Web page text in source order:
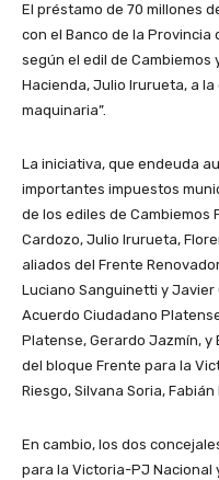
El préstamo de 70 millones
con el Banco de la
según el edil de Cambiemos
Hacienda, Julio Irurueta, a
maquinaria”.
La iniciativa, que endeuda
importantes impuestos
de los ediles de Cambiemos
Cardozo, Julio Irurueta,
aliados del Frente
Luciano Sanguinetti y
Acuerdo Ciudadano
Platense, Gerardo Jazmín,
del bloque Frente para la
Riesgo, Silvana Soria,
En cambio, los dos
para la Victoria-PJ Nacional